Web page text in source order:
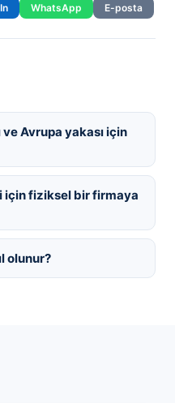
WhatsApp E-posta
Avrupa yakası için
için fiziksel bir firmaya
olunur?